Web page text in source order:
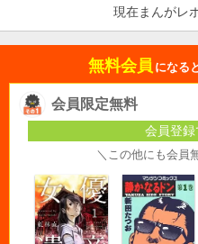
現在まんがレ
無料会員 になる
会員限定無料
会員登
＼この他にも会員